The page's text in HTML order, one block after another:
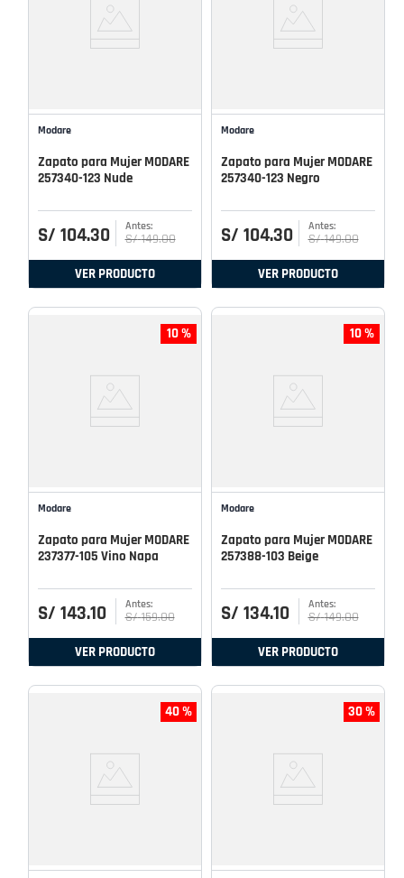
Modare
Zapato para Mujer MODARE
257340-123 Nude
S/ 104.30 S/ 149.00
VER PRODUCTO
Modare
Zapato para Mujer MODARE
257340-123 Negro
S/ 104.30 S/ 149.00
VER PRODUCTO
10 %
Modare
Zapato para Mujer MODARE
237377-105 Vino Napa
S/ 143.10 S/ 159.00
VER PRODUCTO
10 %
Modare
Zapato para Mujer MODARE
257388-103 Beige
S/ 134.10 S/ 149.00
VER PRODUCTO
40 % 30 %